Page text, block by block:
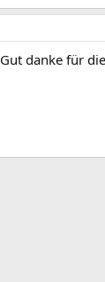
danke für